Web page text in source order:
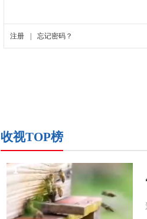
收视TOP榜
1